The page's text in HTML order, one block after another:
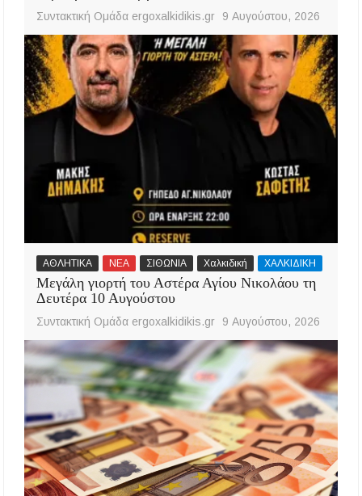
Συντακτική Ομάδα ergoxalkidikis.gr 9 Αυγούστου, 2026
ΑΘΛΗΤΙΚΑ ΝΕΑ ΣΙΘΩΝΙΑ Χαλκιδική ΧΑΛΚΙΔΙΚΗ
Μεγάλη γιορτή του Αστέρα Αγίου Νικολάου τη
Δευτέρα 10 Αυγούστου
Συντακτική Ομάδα ergoxalkidikis.gr 9 Αυγούστου, 2026